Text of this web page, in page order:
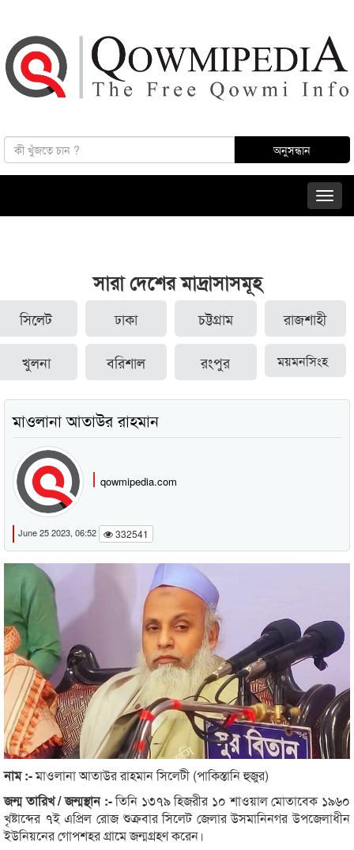
সারা দেশের মাদ্রাসাসমূহ
সিলেট ঢাকা চট্টগ্রাম রাজশাহী
খুলনা বরিশাল রংপুর ময়মনসিংহ
মাওলানা আতাউর রাহমান
qowmipedia.com
June 25 2023, 06:52 332541
নাম :-মাওলানা আতাউর রাহমান সিলেটী (পাকিস্তানি হুজুর)
জন্ম তারিখ / জন্মস্থান :-তিনি ১৩৭৯ হিজরীর ১০ শাওয়াল মোতাবেক ১৯৬০
খৃষ্টাব্দের ৭ই এপ্রিল রোজ শুক্রবার সিলেট জেলার উসমানিনগর উপজেলাধীন
ইউনিয়নের গোপশহর গ্রামে জন্মগ্রহণ করেন।